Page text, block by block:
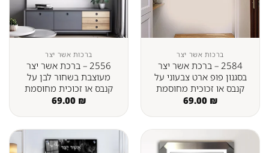
ברכות אשר יצר
2584 – ברכת אשר יצר
בסגנון פופ ארט צבעוני על
קנבס או זכוכית מחוסמת
69.00 ₪
ברכות אשר יצר
2556 – ברכת אשר יצר
מעוצבת בשחור לבן על
קנבס או זכוכית מחוסמת
69.00 ₪